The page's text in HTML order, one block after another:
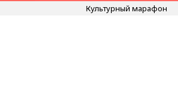
Культурный марафон